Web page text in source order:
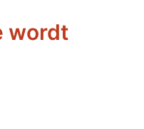
wordt